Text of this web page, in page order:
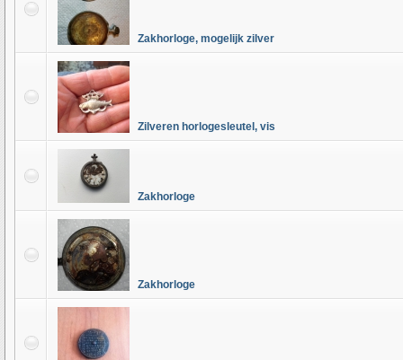
Zakhorloge, mogelijk zilver
Zilveren horlogesleutel, vis
Zakhorloge
Zakhorloge